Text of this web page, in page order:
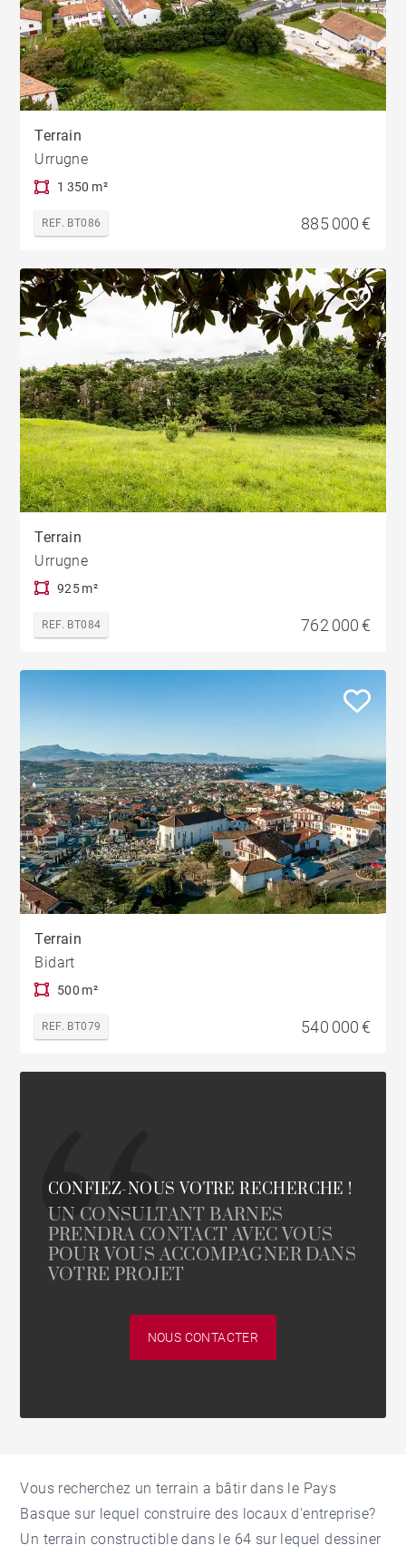
Terrain
Urrugne
1 350 m²
REF. BT086 885 000 €
Terrain
Urrugne
925 m²
REF. BT084 762 000 €
Terrain
Bidart
500 m²
REF. BT079 540 000 €
CONFIEZ-NOUS VOTRE RECHERCHE !
UN CONSULTANT BARNES
PRENDRA CONTACT AVEC VOUS
POUR VOUS ACCOMPAGNER DANS
VOTRE PROJET
NOUS CONTACTER
Vous recherchez un terrain a bâtir dans le Pays
Basque sur lequel construire des locaux d'entreprise?
Un terrain constructible dans le 64 sur lequel dessiner